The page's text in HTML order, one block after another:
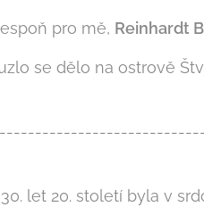
pro mě, Reinhardt
se dělo na ostrově
let 20. století byla v